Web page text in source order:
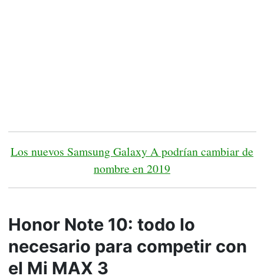
Los nuevos Samsung Galaxy A podrían cambiar de
nombre en 2019
Honor Note 10: todo lo
necesario para competir con
el Mi MAX 3